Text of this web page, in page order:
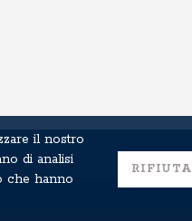
- Tel.: +39 339 8986444
il nostro
di analisi
che hanno
RIFIUTA